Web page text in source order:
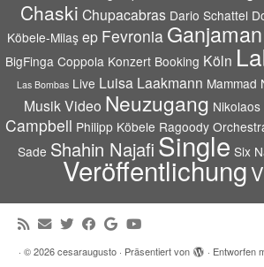
Chaski Chupacabras Dario Schattel
Köbele-Milaş ep Fevronia Ganjaman
BigFinga Coppola Konzert Booking Köln
Las Bombas Live Luisa Laakmann Mammad
Musik Video Neuzugang
Campbell Philipp Köbele Ragoody
Sade Shahin Najafi Single Six
Veröffentlichung
· © 2026cesaraugusto · Präsentiert von · Entworfen